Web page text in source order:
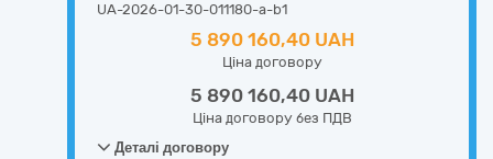
UA-2026-01-30-011180-a-b1
5 890 160,40 UAH
Ціна договору
5 890 160,40 UAH
Ціна договору без ПДВ
Деталі договору